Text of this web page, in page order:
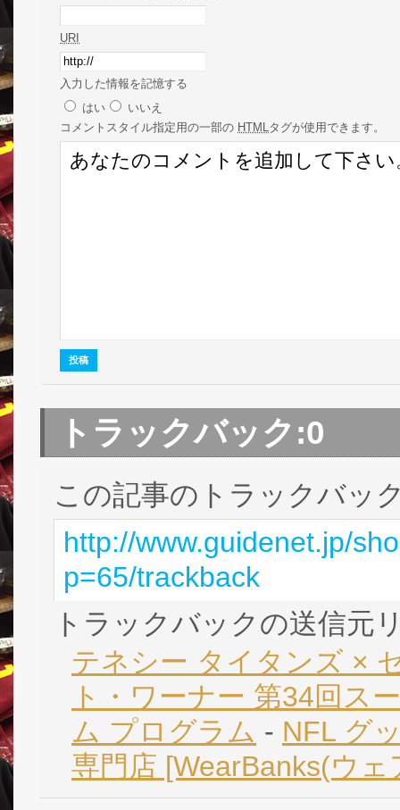
URI
入力した情報を記憶する
はい
いいえ
コメント スタイル指定用の一部の HTMLタグが使用できます。
トラックバック:0
この記事のトラックバッ
http://www.guidenet.jp/
p=65/trackback
トラックバックの送信元
テネシー タイタンズ ×
ト・ワーナー 第34回ス
ム プログラム - NFL グ
専門店 [WearBanks(ウ